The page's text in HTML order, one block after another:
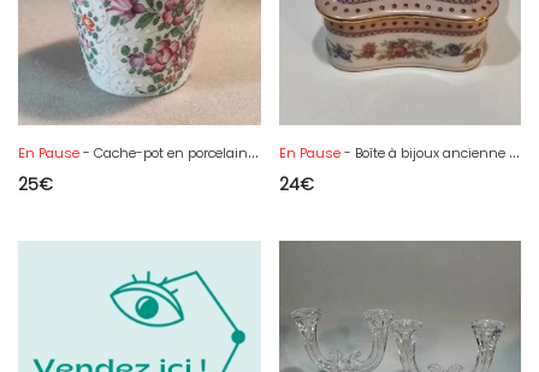
En Pause- Cache-pot en porcelaine de Paris, décor floral et doré
25€
En Pause- Boîte à bijoux ancienne en porcelaine de Limoges France Unique
24€